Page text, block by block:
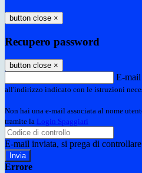
button close ×
Recupero password
button close ×
E-mail
all'indirizzo indicato con le istruzioni
Non hai una e-mail associata al nome
tramite la Login Spaggiari
E-mail inviata, si prega di
Errore